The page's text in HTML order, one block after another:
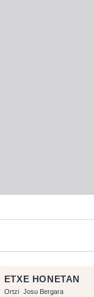
ETXE HONETAN
Ortzi Josu Bergara